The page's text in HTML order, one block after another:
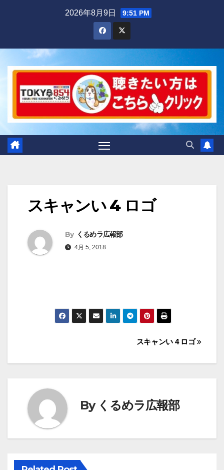
2026年8月9日 9:51 PM
スキャンい 4 ロゴ
By くるめラ広報部
4月 5, 2018
稿
ナ
ビ
ゲ
スキャンい 4 ロゴ
By くるめラ広報部